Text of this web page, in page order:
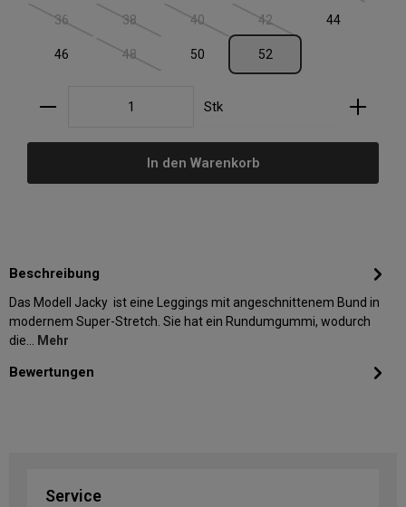
36(Diese Option ist zurzeit nicht verfügbar.)
38(Diese Option ist zurzeit nicht verfügbar.)
40(Diese Option ist zurzeit nicht verfügbar.)
42(Diese Option ist zurzeit
44
46 48(Diese Option ist zurzeit nicht verfügbar.)
50 52
Produkt Anzahl: Gib den gewünschten Wert ein
Stk
In den Warenkorb
Beschreibung
Das Modell Jacky ist eine Leggings mit angeschnittenem Bund in
modernem Super-Stretch. Sie hat ein Rundumgummi, wodurch
die… Mehr
Bewertungen
Service